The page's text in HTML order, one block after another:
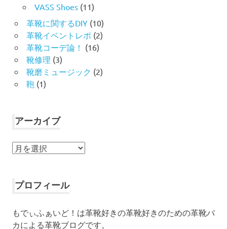
VASS Shoes(11)
革靴に関するDIY(10)
革靴イベントレポ (2)
革靴コーデ論！ (16)
靴修理 (3)
靴磨ミュージック (2)
鞄 (1)
アーカイブ
ア
イ
プロフィール
もでぃふぁいど！は革靴好きの革靴好きのための革靴バ
カによる革靴ブログです。